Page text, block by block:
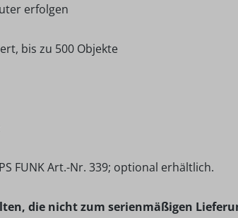
erfolgen
bis zu 500 Objekte
FUNK Art.-Nr. 339; optional erhältlich.
die nicht zum serienmäßigen